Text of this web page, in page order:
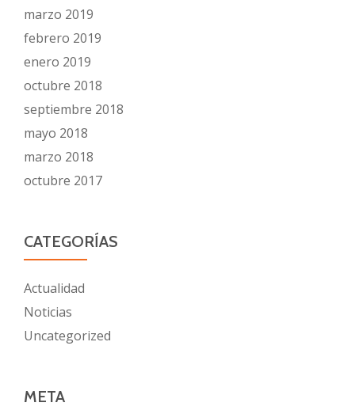
marzo 2019
febrero 2019
enero 2019
octubre 2018
septiembre 2018
mayo 2018
marzo 2018
octubre 2017
CATEGORÍAS
Actualidad
Noticias
Uncategorized
META